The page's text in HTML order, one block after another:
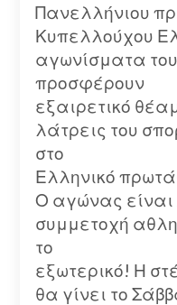
Πανελλήνιου
Κυπελλούχου
αγωνίσματα
προσφέρουν
εξαιρετικό
λάτρεις του
στο
Ελληνικό
Ο αγώνας είναι
συμμετοχή
το
εξωτερικό! Η
θα γίνει το